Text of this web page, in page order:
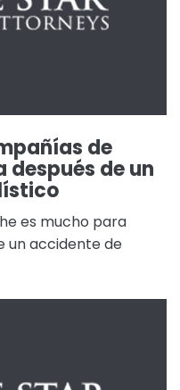
de
después de un
es mucho para
un accidente de